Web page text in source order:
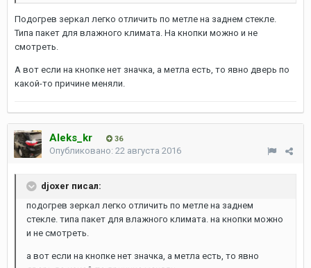
Подогрев зеркал легко отличить по метле на заднем стекле.
Типа пакет для влажного климата. На кнопки можно и не
смотреть.
А вот если на кнопке нет значка, а метла есть, то явно дверь по
какой-то причине меняли.
Aleks_kr 36
Опубликовано: 22 августа 2016
djoxer писал:
подогрев зеркал легко отличить по метле на заднем
стекле. типа пакет для влажного климата. на кнопки можно
и не смотреть.
а вот если на кнопке нет значка, а метла есть, то явно